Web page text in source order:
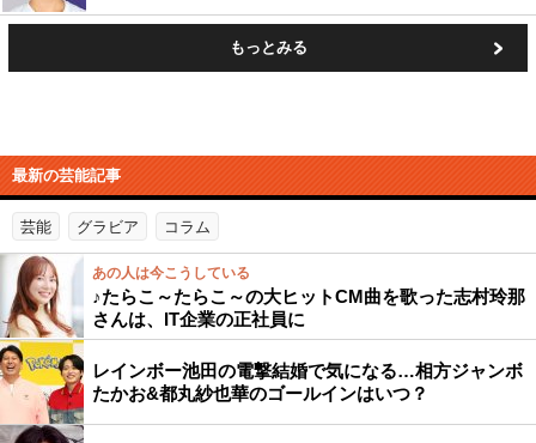
もっとみる
最新の芸能記事
芸能 グラビア コラム
あの人は今こうしている
♪たらこ～たらこ～の大ヒットCM曲を歌った志村玲那
さんは、IT企業の正社員に
レインボー池田の電撃結婚で気になる…相方ジャンボ
たかお&都丸紗也華のゴールインはいつ？